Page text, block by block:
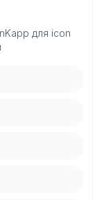
для icon